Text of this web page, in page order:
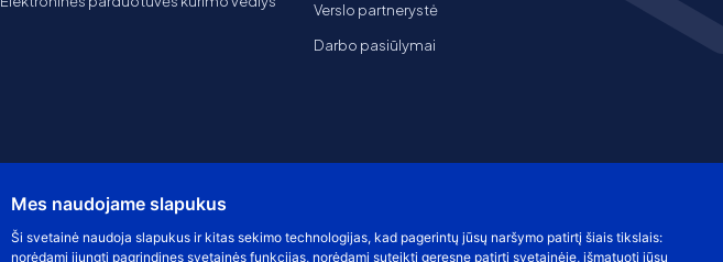
Mes naudojame slapukus
Ši svetainė naudoja slapukus ir kitas sekimo technologijas, kad pagerintų jūsų naršymo patirtį šiais tikslais:
norėdami įjungti pagrindines svetainės funkcijas, norėdami suteikti geresnę patirtį svetainėje, išmatuoti jūsų
Verslo partnerystė
Darbo pasiūlymai